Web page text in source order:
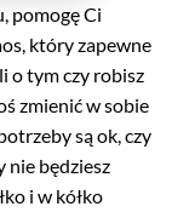
pomogę Ci
który zapewne
o tym czy robisz
zmienić w sobie
są ok, czy
nie będziesz
i w kółko